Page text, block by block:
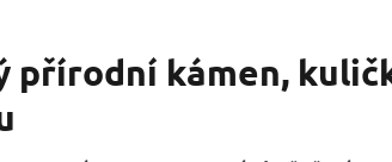
kámen,